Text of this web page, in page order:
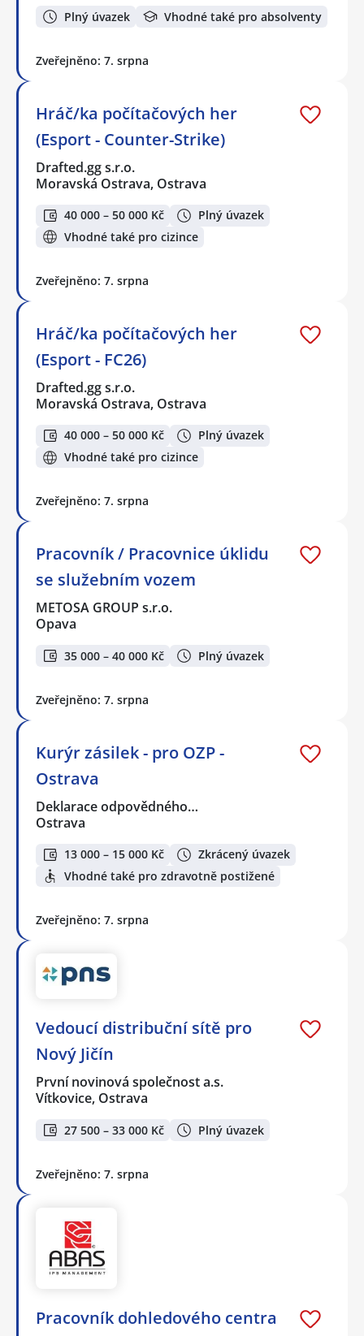
Plný úvazek Vhodné také pro absolventy
Zveřejněno: 7. srpna
Hráč/ka počítačových her
(Esport - Counter-Strike)
Drafted.gg s.r.o.
Moravská Ostrava, Ostrava
40 000 – 50 000 Kč
Plný úvazek
Vhodné také pro cizince
Zveřejněno: 7. srpna
Hráč/ka počítačových her
(Esport - FC26)
Drafted.gg s.r.o.
Moravská Ostrava, Ostrava
40 000 – 50 000 Kč
Plný úvazek
Vhodné také pro cizince
Zveřejněno: 7. srpna
Pracovník / Pracovnice úklidu
se služebním vozem
METOSA GROUP s.r.o.
Opava
35 000 – 40 000 Kč Plný úvazek
Zveřejněno: 7. srpna
Kurýr zásilek - pro OZP -
Ostrava
Deklarace odpovědného…
Ostrava
13 000 – 15 000 Kč
Zkrácený úvazek
Vhodné také pro zdravotně postižené
Zveřejněno: 7. srpna
Vedoucí distribuční sítě pro
Nový Jičín
První novinová společnost a.s.
Vítkovice, Ostrava
27 500 – 33 000 Kč Plný úvazek
Zveřejněno: 7. srpna
Pracovník dohledového centra